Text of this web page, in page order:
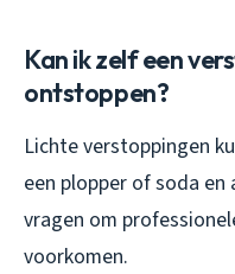
Kan ik zelf een
ontstoppen?
Lichte verstoppingen
een plopper of soda en
vragen om
voorkomen.